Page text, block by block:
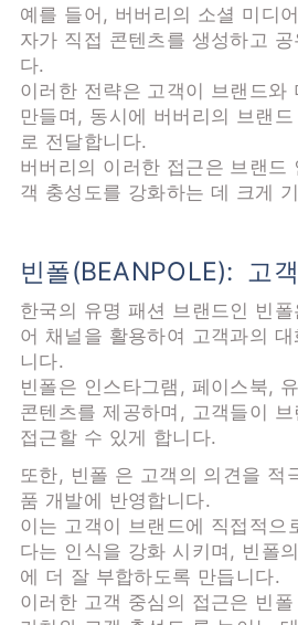
예를 들어, 버버리의 소셜 미디
자가 직접 콘텐츠를 생성하고
다.
이러한 전략은 고객이 브랜드와
만들며, 동시에 버버리의 브랜
로 전달합니다.
버버리의 이러한 접근은 브랜드
객 충성도를 강화하는 데 크게
빈폴(BEANPOLE): 고
한국의 유명 패션 브랜드인 빈
어 채널을 활용하여 고객과의
니다.
빈폴은 인스타그램, 페이스북,
콘텐츠를 제공하며, 고객들이 브
접근할 수 있게 합니다.
또한, 빈폴 은 고객의 의견을 적
품 개발에 반영합니다.
이는 고객이 브랜드에 직접적으
다는 인식을 강화 시키며, 빈폴
에 더 잘 부합하도록 만듭니다.
이러한 고객 중심의 접근은 빈